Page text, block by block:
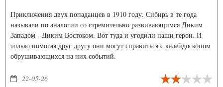
Приключения двух попаданцев в 1910 году. Сибирь в те года
называли по аналогии со стремительно развивающимся Диким
Западом - Диким Востоком. Вот туда и угодили наши герои. И
только помогая друг другу они могут справиться с калейдоскопом
обрушивающихся на них событий.
22-05-26